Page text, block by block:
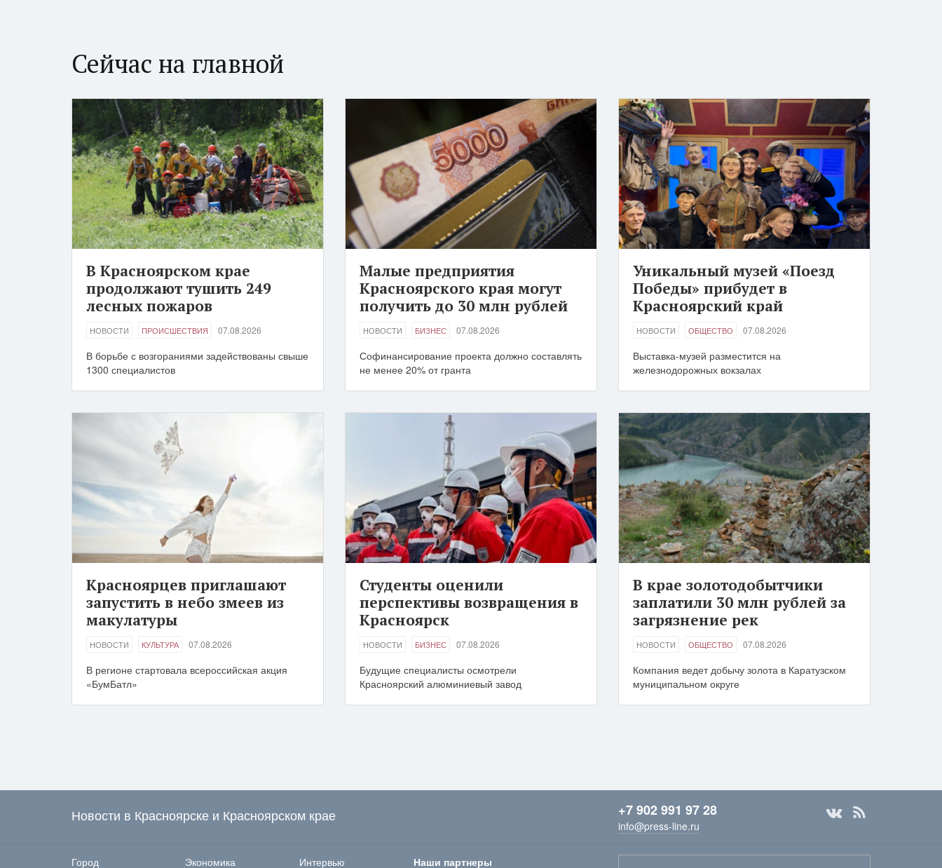
Сейчас на главной
В Красноярском крае
продолжают тушить 249
лесных пожаров
НОВОСТИ ПРОИСШЕСТВИЯ 07.08.2026
В борьбе с возгораниями задействованы свыше
1300 специалистов
Малые предприятия
Красноярского края могут
получить до 30 млн рублей
НОВОСТИ БИЗНЕС 07.08.2026
Софинансирование проекта должно составлять
не менее 20% от гранта
Уникальный музей «Поезд
Победы» прибудет в
Красноярский край
НОВОСТИ ОБЩЕСТВО 07.08.2026
Выставка-музей разместится на
железнодорожных вокзалах
Красноярцев приглашают
запустить в небо змеев из
макулатуры
НОВОСТИ КУЛЬТУРА 07.08.2026
В регионе стартовала всероссийская акция
«БумБатл»
Студенты оценили
перспективы возвращения в
Красноярск
НОВОСТИ БИЗНЕС 07.08.2026
Будущие специалисты осмотрели
Красноярский алюминиевый завод
В крае золотодобытчики
заплатили 30 млн рублей за
загрязнение рек
НОВОСТИ ОБЩЕСТВО 07.08.2026
Компания ведет добычу золота в Каратузском
муниципальном округе
Новости в Красноярске и Красноярском крае +7 902 991 97 28
info@press-line.ru
Город Экономика Интервью Наши партнеры